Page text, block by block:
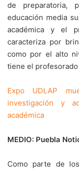
de preparatoria,
educación media
académica y el
caracteriza por
como por el alto
tiene el
Expo UDLAP
investigación y
académica
MEDIO: Puebla
Como parte de